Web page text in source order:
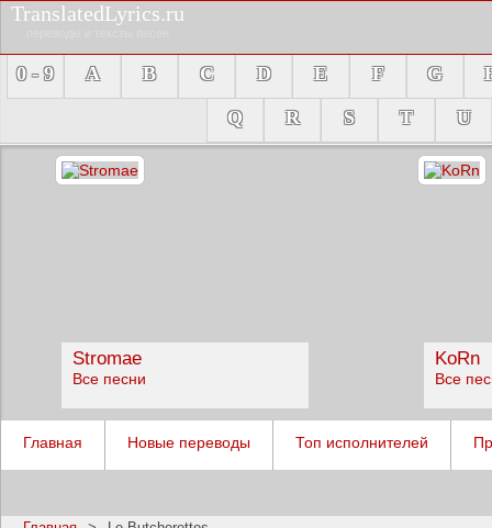
TranslatedLyrics.ru
0 - 9 A B C D E F G
Q
R S T U
Stromae
Все песни
KoRn
Все
Главная Новые переводы Топ исполнителей